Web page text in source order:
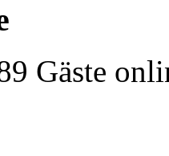
Gäste